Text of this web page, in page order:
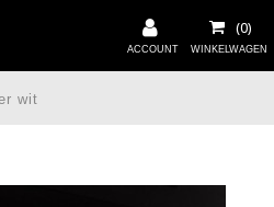
wit